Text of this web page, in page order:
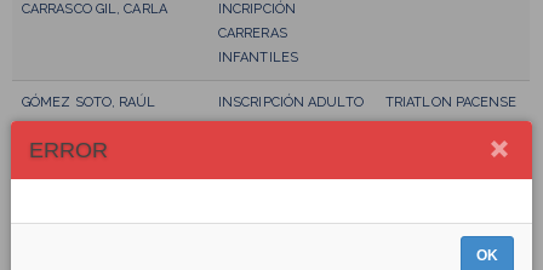
CARRASCO GIL, CARLA
INCRIPCIÓN
CARRERAS
INFANTILES
GÓMEZ SOTO, RAÚL
INSCRIPCIÓN ADULTO
TRIATLON PACENSE
CLUB NATACIÓN DE
ERROR
OK